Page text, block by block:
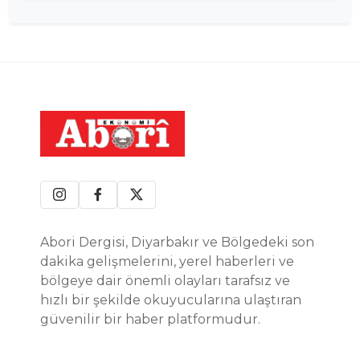
Abori Dergisi, Diyarbakır ve Bölgedeki son
dakika gelişmelerini, yerel haberleri ve
bölgeye dair önemli olayları tarafsız ve
hızlı bir şekilde okuyucularına ulaştıran
güvenilir bir haber platformudur.